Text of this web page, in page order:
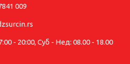
009
- 20:00, Суб - Нед: 08.00 - 18.00